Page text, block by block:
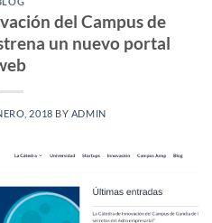
del Campus de
un nuevo portal
2018 BY ADMIN